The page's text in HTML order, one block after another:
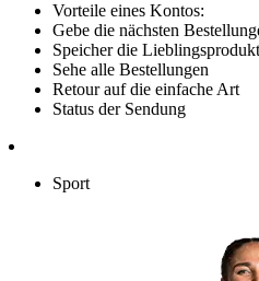
Vorteile eines Kontos:
Gebe die nächsten
Speicher die
Sehe alle Bestellungen
Retour auf die einfache Art
Status der Sendung
Sport